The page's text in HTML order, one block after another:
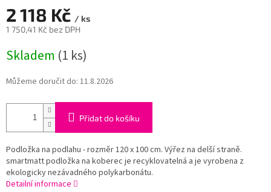
2 118 Kč / ks
1 750,41 Kč bez DPH
cena:
Skladem (1 ks)
Můžeme doručit do: 11.8.2026
Přidat do košíku
Podložka na podlahu - rozměr 120 x 100 cm. Výřez na delší straně.
smartmatt podložka na koberec je recyklovatelná a je vyrobena z
ekologicky nezávadného polykarbonátu.
Detailní informace